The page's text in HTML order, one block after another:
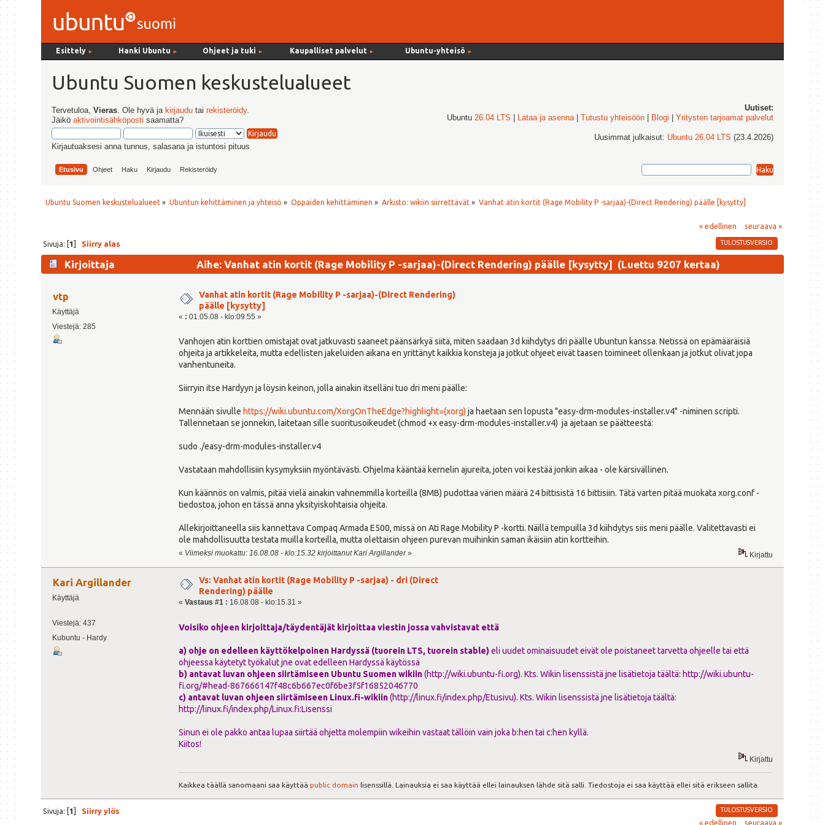
Esittely ► Hanki Ubuntu ► Ohjeet ja tuki ► Kaupalliset palvelut ► Ubuntu-yhteisö ►
Ubuntu Suomen keskustelualueet
Tervetuloa, Vieras. Ole hyvä ja kirjaudutai rekisteröidy.
Jäikö aktivointisähköposti saamatta?
Kirjautuaksesi anna tunnus, salasana ja istuntosi pituus
Uutiset:
Ubuntu26.04 LTS Lataa ja asenna|Tutustu yhteisöön Blogi |Yritysten tarjoamat palvelut
Uusimmat julkaisut: Ubuntu 26.04 LTS (23.4.2026)
Etusivu Ohjeet Haku Kirjaudu Rekisteröidy
Ubuntu Suomen keskustelualueet » Ubuntun kehittäminen ja yhteisö » Oppaiden kehittäminen » Arkisto: wikiin siirrettävät » Vanhat atin kortit (Rage Mobility P -sarjaa)-(Direct Rendering) päälle [kysytty]
« edellinen seuraava »
TULOSTUSVERSIO
Sivuja: [1] Siirry alas
Kirjoittaja Aihe: Vanhat atin kortit (Rage Mobility P -sarjaa)-(Direct Rendering) päälle [kysytty] (Luettu 9207 kertaa)
vtp
Käyttäjä
Viestejä: 285
Vanhat atin kortit (Rage Mobility P -sarjaa)-(Direct Rendering)
päälle [kysytty]
« : 01.05.08 - klo:09.55 »
Vanhojen atin korttien omistajat ovat jatkuvasti saaneet päänsärkyä siitä, miten saadaan 3d kiihdytys dri päälle Ubuntun kanssa. Netissä on epämääräisiä
ohjeita ja artikkeleita, mutta edellisten jakeluiden aikana en yrittänyt kaikkia konsteja ja jotkut ohjeet eivät taasen toimineet ollenkaan ja jotkut olivat jopa
vanhentuneita.
Siirryin itse Hardyyn ja löysin keinon, jolla ainakin itselläni tuo dri meni päälle:
Mennään sivulle https://wiki.ubuntu.com/XorgOnTheEdge?highlight=(xorg) ja haetaan sen lopusta "easy-drm-modules-installer.v4" -niminen scripti.
Tallennetaan se jonnekin, laitetaan sille suoritusoikeudet (chmod +x easy-drm-modules-installer.v4) ja ajetaan se päätteestä:
sudo ./easy-drm-modules-installer.v4
Vastataan mahdollisiin kysymyksiin myöntävästi. Ohjelma kääntää kernelin ajureita, joten voi kestää jonkin aikaa - ole kärsivällinen.
Kun käännös on valmis, pitää vielä ainakin vahnemmilla korteilla (8MB) pudottaa värien määrä 24 bittisistä 16 bittisiin. Tätä varten pitää muokata xorg.conf -
tiedostoa, johon en tässä anna yksityiskohtaisia ohjeita.
Allekirjoittaneella siis kannettava Compaq Armada E500, missä on Ati Rage Mobility P -kortti. Näillä tempuilla 3d kiihdytys siis meni päälle. Valitettavasti ei
ole mahdollisuutta testata muilla korteilla, mutta olettaisin ohjeen purevan muihinkin saman ikäisiin atin kortteihin.
« Viimeksi muokattu: 16.08.08 - klo:15.32 kirjoittanut Kari Argillander» Kirjattu
Kari Argillander
Käyttäjä
Viestejä: 437
Kubuntu - Hardy
Vs: Vanhat atin kortit (Rage Mobility P -sarjaa) - dri (Direct
Rendering) päälle
«Vastaus #1 : 16.08.08 - klo:15.31 »
Voisiko ohjeen kirjoittaja/täydentäjät kirjoittaa viestin jossa vahvistavat että
a) ohje on edelleen käyttökelpoinen Hardyssä (tuorein LTS, tuorein stable)eli uudet ominaisuudet eivät ole poistaneet tarvetta ohjeelle tai että
ohjeessa käytetyt työkalut jne ovat edelleen Hardyssä käytössä
b) antavat luvan ohjeen siirtämiseen Ubuntu Suomen wikiin(http://wiki.ubuntu-fi.org). Kts. Wikin lisenssistä jne lisätietoja täältä: http://wiki.ubuntu-
fi.org/#head-867666147f48c6b667ec0f6be3f5f16852046770
c) antavat luvan ohjeen siirtämiseen Linux.fi-wikiin(http://linux.fi/index.php/Etusivu). Kts. Wikin lisenssistä jne lisätietoja täältä:
http://linux.fi/index.php/Linux.fi:Lisenssi
Sinun ei ole pakko antaa lupaa siirtää ohjetta molempiin wikeihin vastaat tällöin vain joka b:hen tai c:hen kyllä.
Kiitos!
Kirjattu
Kaikkea täällä sanomaani saa käyttääpublic domain lisenssillä. Lainauksia ei saa käyttää ellei lainauksen lähde sitä salli. Tiedostoja ei saa käyttää ellei sitä erikseen sallita.
TULOSTUSVERSIO
Sivuja: [1] Siirry ylös
« edellinen
seuraava »